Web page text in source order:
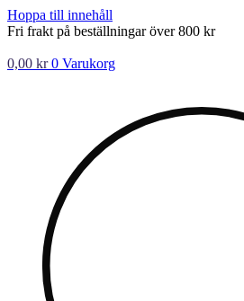
Hoppa till innehåll
Fri frakt på beställningar över 800 kr
0,00 kr 0 Varukorg